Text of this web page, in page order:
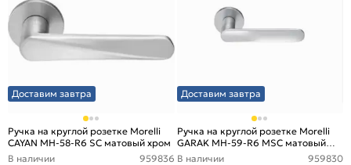
Доставим завтра
Ручка на круглой розетке Morelli
CAYAN MH-58-R6 SC матовый хром
В наличии
959836
Доставим завтра
Ручка на круглой розетке Morelli
GARAK MH-59-R6 MSC матовый
сатинированный хром
В наличии 959830